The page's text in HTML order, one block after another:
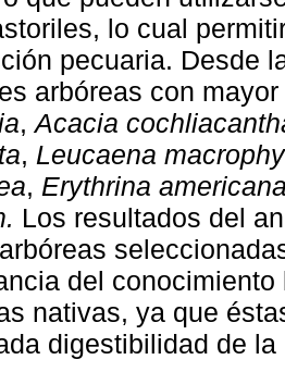
lo cual
pecuaria. Desde
arbóreas con
, Acacia
, Leucaena
, Erythrina
Los resultados del
del
nativas, ya que
digestibilidad de